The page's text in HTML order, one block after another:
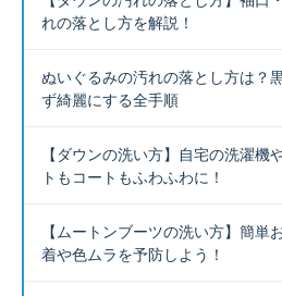
れの落とし方を解説！
ぬいぐるみの汚れの落とし方は？
ず綺麗にする全手順
【ダウンの洗い方】自宅の洗濯機
トもコートもふわふわに！
【ムートンブーツの洗い方】簡単
着や色ムラを予防しよう！